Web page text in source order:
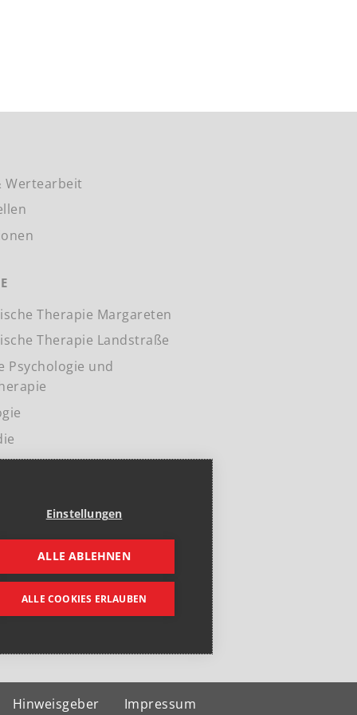
Wertearbeit
Therapie Margareten
Therapie Landstraße
Psychologie und
Hinweisgeber Impressum
Einstellungen
ALLE ABLEHNEN
ALLE COOKIES ERLAUBEN